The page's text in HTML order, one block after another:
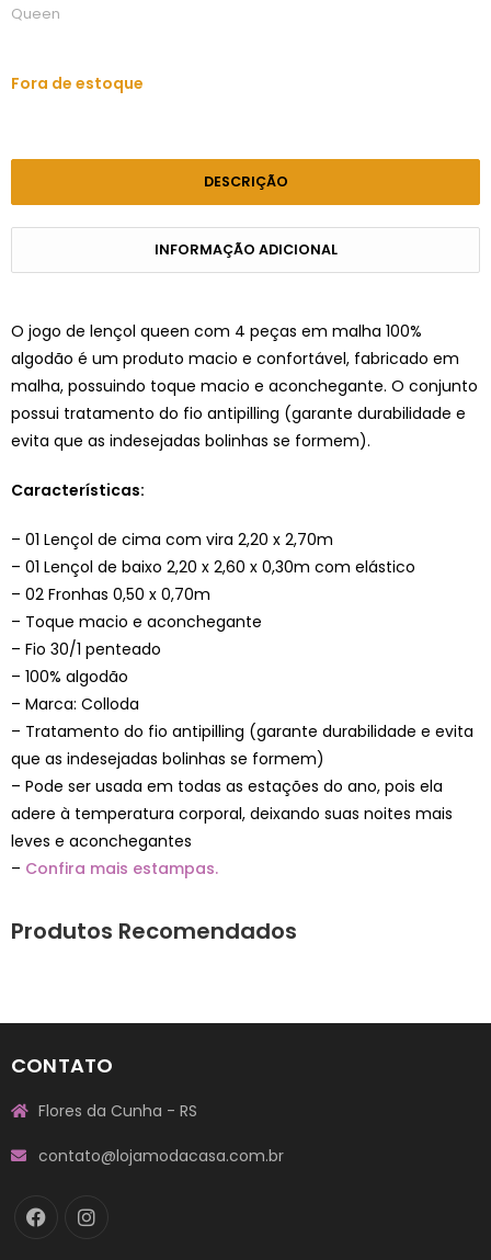
Queen
Fora de estoque
DESCRIÇÃO
INFORMAÇÃO ADICIONAL
O jogo de lençol queen com 4 peças em malha 100%
algodão é um produto macio e confortável, fabricado em
malha, possuindo toque macio e aconchegante. O conjunto
possui tratamento do fio antipilling (garante durabilidade e
evita que as indesejadas bolinhas se formem).
Características:
– 01 Lençol de cima com vira 2,20 x 2,70m
– 01 Lençol de baixo 2,20 x 2,60 x 0,30m com elástico
– 02 Fronhas 0,50 x 0,70m
– Toque macio e aconchegante
– Fio 30/1 penteado
– 100% algodão
– Marca: Colloda
– Tratamento do fio antipilling (garante durabilidade e evita
que as indesejadas bolinhas se formem)
– Pode ser usada em todas as estações do ano, pois ela
adere à temperatura corporal, deixando suas noites mais
leves e aconchegantes
– Confira mais estampas.
Produtos Recomendados
CONTATO
Flores da Cunha - RS
contato@lojamodacasa.com.br